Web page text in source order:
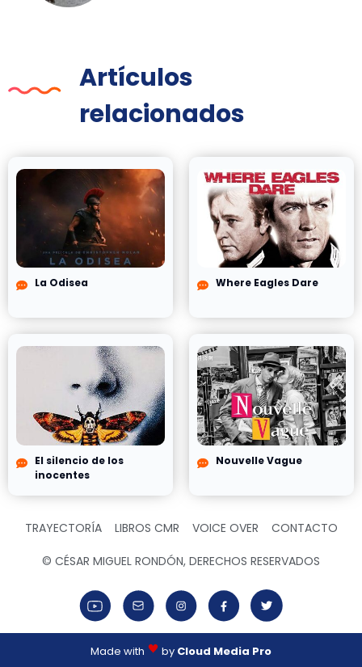
Artículos
relacionados
La Odisea Where Eagles Dare
El silencio de los
inocentes
Nouvelle Vague
TRAYECTORÍA LIBROS CMR VOICE OVER CONTACTO
© CÉSAR MIGUEL RONDÓN, DERECHOS RESERVADOS
Made with by Cloud Media Pro